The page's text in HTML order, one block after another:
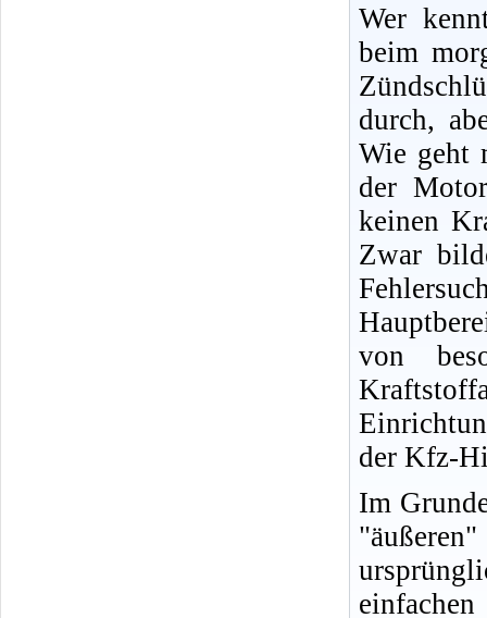
Wer
beim
durch,
Wie geht
der
keinen
Zwar
von
der Kfz-
Im